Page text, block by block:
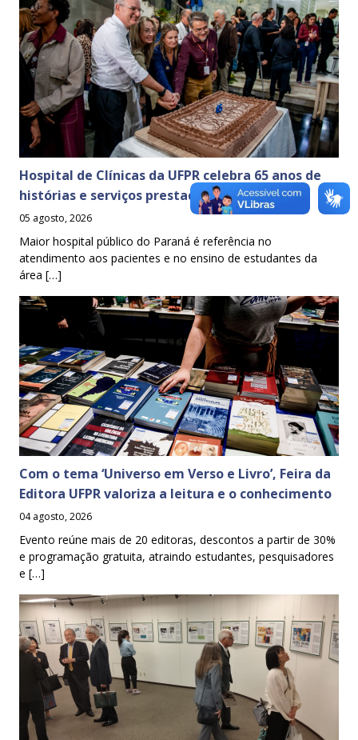
Hospital de Clínicas da UFPR celebra 65 anos de
histórias e serviços prestados à sociedade
05 agosto, 2026
Maior hospital público do Paraná é referência no
atendimento aos pacientes e no ensino de estudantes da
área […]
Com o tema ‘Universo em Verso e Livro’, Feira da
Editora UFPR valoriza a leitura e o conhecimento
04 agosto, 2026
Evento reúne mais de 20 editoras, descontos a partir de 30%
e programação gratuita, atraindo estudantes, pesquisadores
e […]